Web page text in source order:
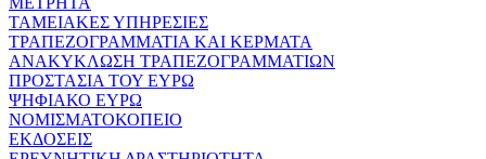
ΤΑΜΕΙΑΚΕΣ ΥΠΗΡΕΣΙΕΣ
ΤΡΑΠΕΖΟΓΡΑΜΜΑΤΙΑ ΚΑΙ ΚΕΡΜΑΤΑ
ΑΝΑΚΥΚΛΩΣΗ ΤΡΑΠΕΖΟΓΡΑΜΜΑΤΙΩΝ
ΠΡΟΣΤΑΣΙΑ ΤΟΥ ΕΥΡΩ
ΨΗΦΙΑΚΟ ΕΥΡΩ
ΝΟΜΙΣΜΑΤΟΚΟΠΕΙΟ
ΕΚΔΟΣΕΙΣ